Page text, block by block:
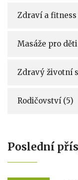
Zdraví a fitness
Masáže pro děti
Zdravý životní
Rodičovství (5)
Poslední